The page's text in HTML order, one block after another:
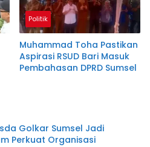
Politik
Muhammad Toha Pastikan
Aspirasi RSUD Bari Masuk
Pembahasan DPRD Sumsel
Golkar Sumsel Jadi
Perkuat Organisasi